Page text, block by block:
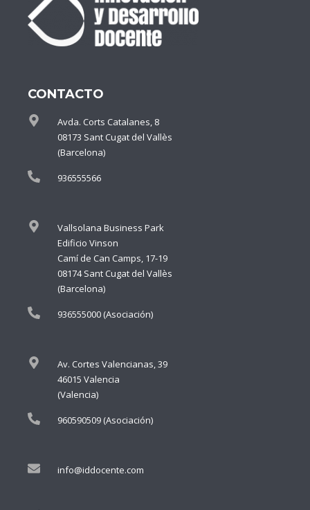
CONTACTO
Avda. Corts Catalanes, 8
08173 Sant Cugat del Vallès
(Barcelona)
936555566
Vallsolana Business Park
Edificio Vinson
Camí de Can Camps, 17-19
08174 Sant Cugat del Vallès
(Barcelona)
936555000 (Asociación)
Av. Cortes Valencianas, 39
46015 Valencia
(Valencia)
960590509 (Asociación)
info@iddocente.com